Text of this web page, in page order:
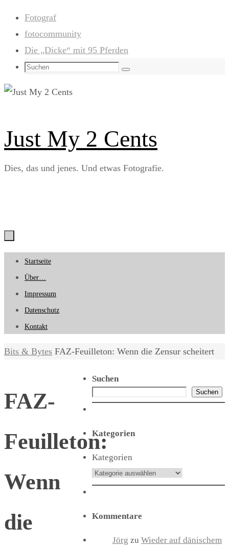
Zum
Inhalt
springen
Fotograf
fotocommunity
Die „Dicke“ mit 95 Pferden
Suchen
Suchen
Just My 2 Cents
Dies, das und jenes. Und etwas Fotografie.
Zum
Inhalt
springen
Startseite
Über…
Impressum
Datenschutz
Kontakt
Start
Bits & Bytes FAZ-Feuilleton: Wenn die Zensur scheitert
FAZ-
Feuilleton:
Wenn
die
Suchen
Suchen
Kategorien
Kategorien
Kommentare
Jörg zu Wieder auf dänischem